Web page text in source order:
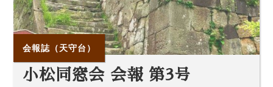
会報誌（天守台）
小松同窓会 会報 第3号